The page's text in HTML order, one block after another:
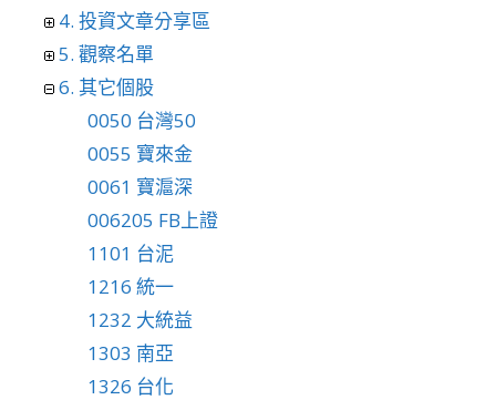
4. 投資文章分享區
5. 觀察名單
6. 其它個股
0050 台灣50
0055 寶來金
0061 寶滬深
006205 FB上證
1101 台泥
1216 統一
1232 大統益
1303 南亞
1326 台化